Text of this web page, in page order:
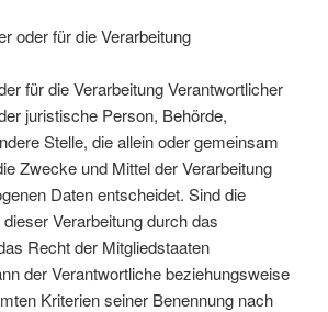
oder für die Verarbeitung
für die Verarbeitung Verantwortlicher
juristische Person, Behörde,
Stelle, die allein oder gemeinsam
Zwecke und Mittel der Verarbeitung
Daten entscheidet. Sind die
Verarbeitung durch das
Recht der Mitgliedstaaten
der Verantwortliche beziehungsweise
Kriterien seiner Benennung nach